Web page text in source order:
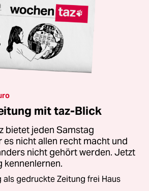
mit taz-Blick
bietet jeden Samstag
nicht allen recht macht und
nicht gehört werden. Jetzt
kennenlernen.
als gedruckte Zeitung frei Haus